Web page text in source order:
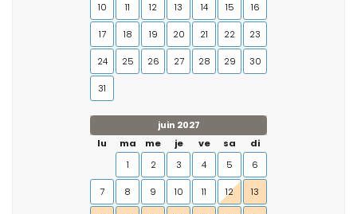
10 11 12 13 14 15 16
17 18 19 20 21 22 23
24 25 26 27 28 29 30
31
juin 2027
lu
ma me je ve sa
di
1
2 3 4 5 6
7 8 9 10 11 12 13